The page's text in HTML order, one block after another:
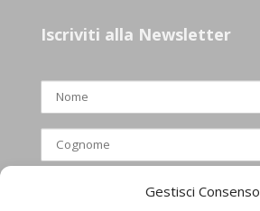
Gestisci Consenso
Iscriviti alla Newsletter